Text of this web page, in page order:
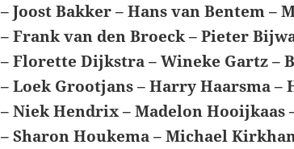
– Joost Bakker – Hans van Bentem –
– Frank van den Broeck – Pieter
– Florette Dijkstra – Wineke Gartz –
– Loek Grootjans – Harry Haarsma –
– Niek Hendrix – Madelon Hooijkaas
– Sharon Houkema – Michael